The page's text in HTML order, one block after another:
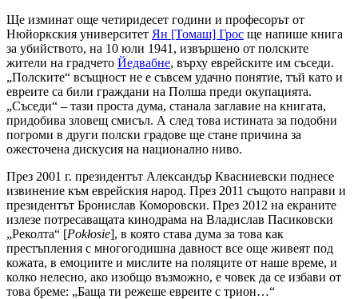
Ще изминат още четиридесет години и професорът от
Нюйоркския университет Ян [Томаш] Грос ще напише книга
за убийството, на 10 юли 1941, извършено от полските
жители на градчето Йедвабне, върху еврейските им съседи.
„Полските“ всъщност не е съвсем удачно понятие, тъй като и
евреите са били граждани на Полша преди окупацията.
„Съседи“ – тази проста дума, станала заглавие на книгата,
придобива зловещ смисъл. А след това истината за подобни
погроми в други полски градове ще стане причина за
ожесточена дискусия на национално ниво.
През 2001 г. президентът Александър Квасниевски поднесе
извинение към еврейския народ. През 2011 същото направи и
президентът Бронислав Коморовски. През 2012 на екраните
излезе потресаващата кинодрама на Владислав Пасиковски
„Реколта“ [Pokłosie], в която става дума за това как
престъпления с многогодишна давност все още живеят под
кожата, в емоциите и мислите на поляците от наше време, и
колко нелесно, ако изобщо възможно, е човек да се избави от
това бреме: „Баща ти режеше евреите с трион…“